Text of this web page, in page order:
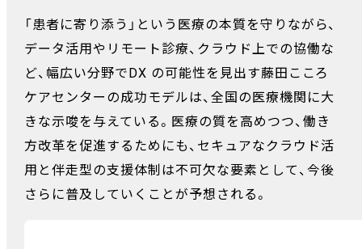
「患者に寄り添う」という医療の本質を守りながら、
データ活用やリモート診療、クラウド上での協働な
ど、幅広い分野でDX の可能性を見出す藤田こころ
ケアセンターの成功モデルは、全国の医療機関に大
きな示唆を与えている。医療の質を高めつつ、働き
方改革を促進するためにも、セキュアなクラウド活
用と伴走型の支援体制は不可欠な要素として、今後
さらに普及していくことが予想される。